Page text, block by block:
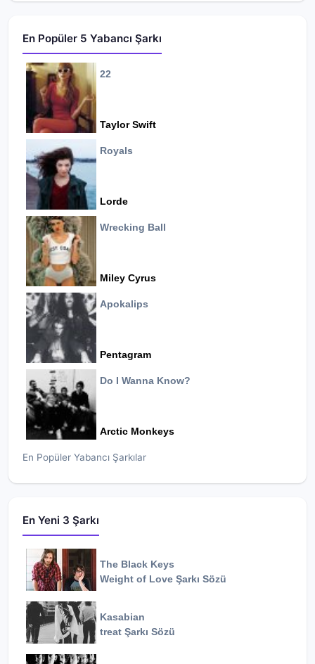
En Popüler 5 Yabancı Şarkı
22
Taylor Swift
Royals
Lorde
Wrecking Ball
Miley Cyrus
Apokalips
Pentagram
Do I Wanna Know?
Arctic Monkeys
En Popüler Yabancı Şarkılar
En Yeni 3 Şarkı
The Black Keys
Weight of Love Şarkı Sözü
Kasabian
treat Şarkı Sözü